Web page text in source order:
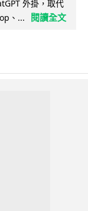
外掛，取代
、...
閱讀全文